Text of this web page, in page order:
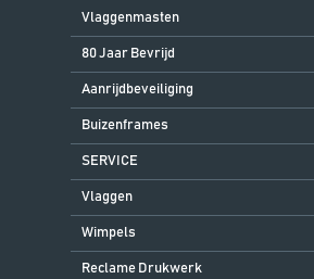
Vlaggenmasten
80 Jaar Bevrijd
Aanrijdbeveiliging
Buizenframes
SERVICE
Vlaggen
Wimpels
Reclame Drukwerk